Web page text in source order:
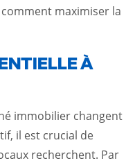
maximiser la
À
immobilier changent
il est crucial de
recherchent. Par